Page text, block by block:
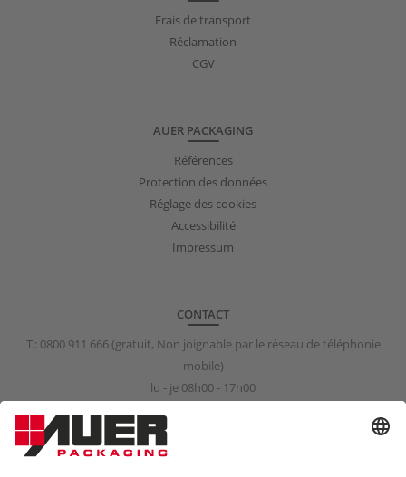
Frais de transport
Réclamation
CGV
AUER PACKAGING
Références
Protection des données
Réglage des cookies
Accessibilité
Impressum
CONTACT
T.: 0800 911 666(gratuit, Non joignable par le réseau de téléphonie
mobile)
lu - je 08h00 - 17h00
info@auer-packaging.fr